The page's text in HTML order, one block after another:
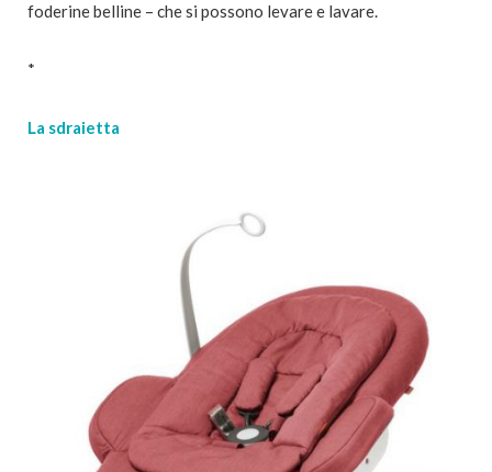
foderine belline – che si possono levare e lavare.
*
La sdraietta